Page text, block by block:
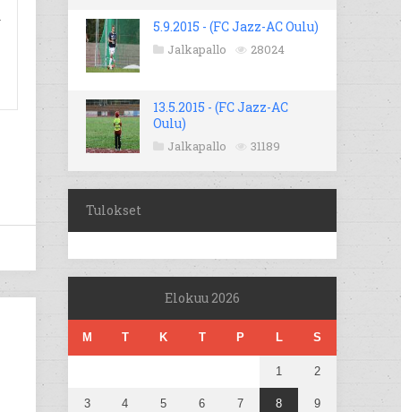
5.9.2015 - (FC Jazz-AC Oulu)
Jalkapallo 28024
13.5.2015 - (FC Jazz-AC
Oulu)
Jalkapallo 31189
Tulokset
Elokuu 2026
M T K T P L S
1 2
3 4 5 6 7 8 9